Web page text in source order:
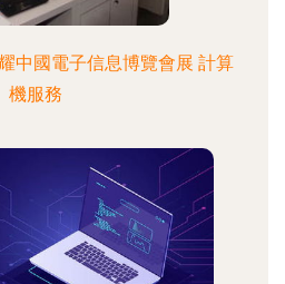
中國電子信息博覽會展 計算
機服務